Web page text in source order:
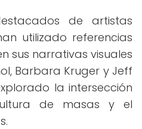
de artistas
utilizado referencias
sus narrativas visuales
Barbara Kruger y Jeff
la intersección
de masas y el